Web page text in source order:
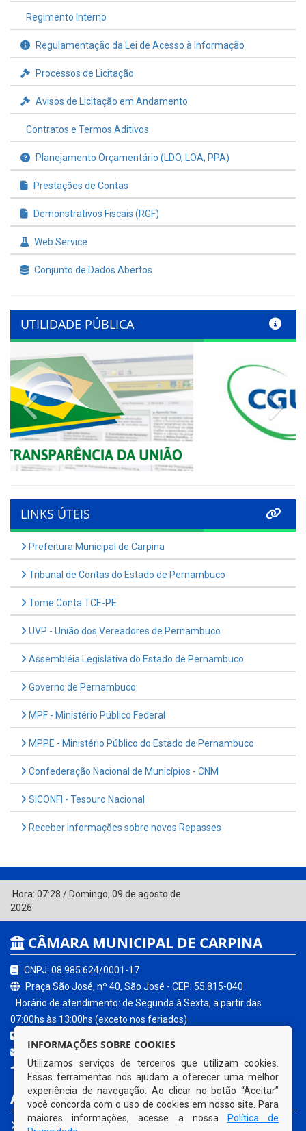
Regimento Interno
Regulamentação da Lei de Acesso à Informação
Processos de Licitação
Avisos de Licitação em Andamento
Contratos e Termos Aditivos
Planejamento Orçamentário (LDO, LOA, PPA)
Prestações de Contas
Demonstrativos Fiscais (RGF)
Web Service
Conjunto de Dados Abertos
UTILIDADE PÚBLICA
Previous
LINKS ÚTEIS
Prefeitura Municipal de Carpina
Tribunal de Contas do Estado de Pernambuco
Tome Conta TCE-PE
UVP - União dos Vereadores de Pernambuco
Assembléia Legislativa do Estado de Pernambuco
Governo de Pernambuco
MPF - Ministério Público Federal
MPPE - Ministério Público do Estado de Pernambuco
Confederação Nacional de Municípios - CNM
SICONFI - Tesouro Nacional
Receber Informações sobre novos Repasses
Hora: 07:28 / Domingo, 09 de agosto de
2026
CÂMARA MUNICIPAL DE CARPINA
CNPJ: 08.985.624/0001-17
Praça São José, nº 40, São José - CEP: 55.815-040
Horário de atendimento: de Segunda à Sexta, a partir das
07:00hs às 13:00hs (exceto nos feriados)
contato@carpina.pe.leg.br
Carpina - PE
ACESSE NOSSOS SERVIÇOS
Portal da Transparência
INFORMAÇÕES SOBRE COOKIES
Utilizamos serviços de terceiros que utilizam cookies.
Essas ferramentas nos ajudam a oferecer uma melhor
experiência de navegação. Ao clicar no botão “Aceitar”
você concorda com o uso de cookies em nosso site. Para
maiores informações, acesse a nossa
Política de